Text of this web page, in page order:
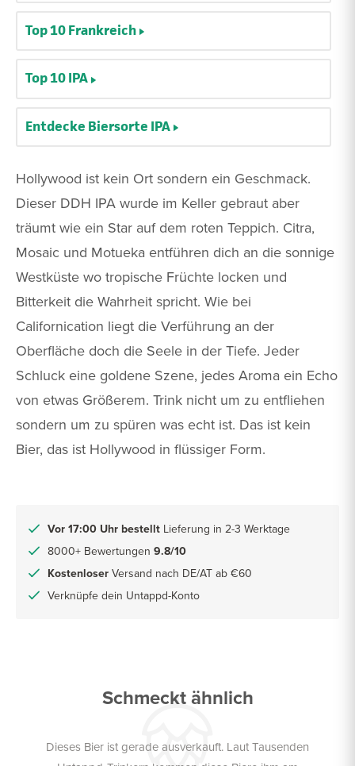
Hollywood ist kein Ort sondern ein Geschmack.
Dieser DDH IPA wurde im Keller gebraut aber
träumt wie ein Star auf dem roten Teppich. Citra,
Mosaic und Motueka entführen dich an die sonnige
Westküste wo tropische Früchte locken und
Bitterkeit die Wahrheit spricht. Wie bei
Californication liegt die Verführung an der
Oberfläche doch die Seele in der Tiefe. Jeder
Schluck eine goldene Szene, jedes Aroma ein Echo
von etwas Größerem. Trink nicht um zu entfliehen
sondern um zu spüren was echt ist. Das ist kein
Bier, das ist Hollywood in flüssiger Form.
Vor 17:00 Uhr bestellt Lieferung in 2-3 Werktage
8000+ Bewertungen 9.8/10
Kostenloser Versand nach DE/AT ab €60
Verknüpfe dein Untappd-Konto
Top 10 Frankreich
Top 10 IPA
Entdecke Biersorte IPA
Schmeckt ähnlich
Dieses Bier ist gerade ausverkauft. Laut Tausenden